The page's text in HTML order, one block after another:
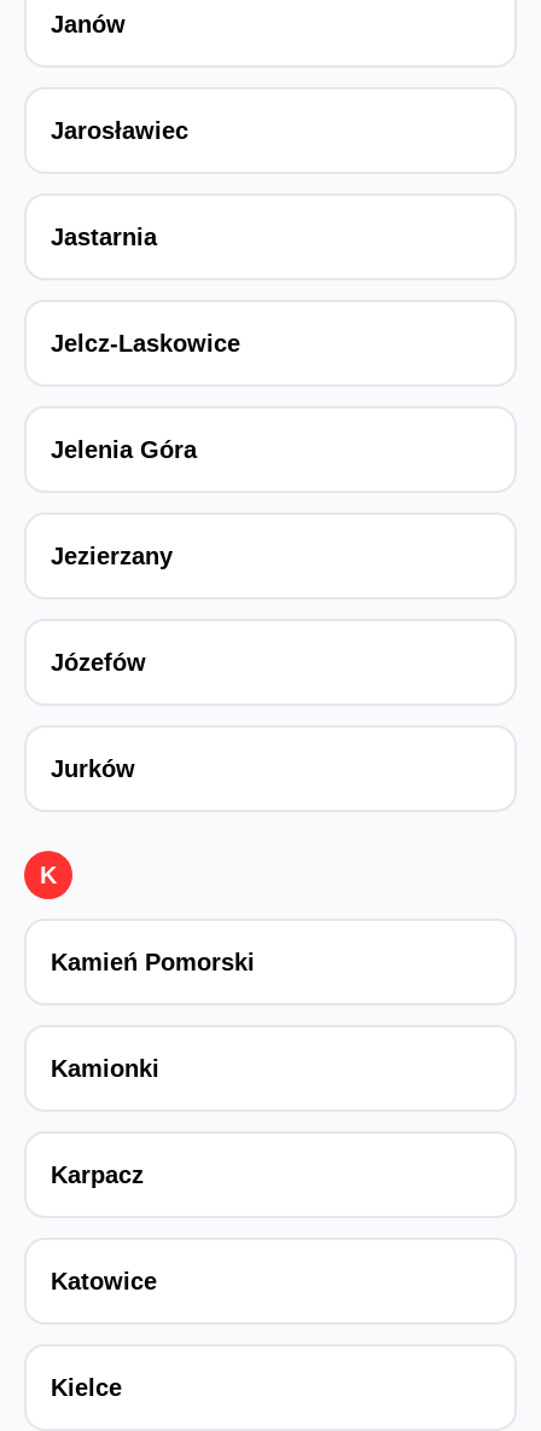
Janów
Jarosławiec
Jastarnia
Jelcz-Laskowice
Jelenia Góra
Jezierzany
Józefów
Jurków
K
Kamień Pomorski
Kamionki
Karpacz
Katowice
Kielce